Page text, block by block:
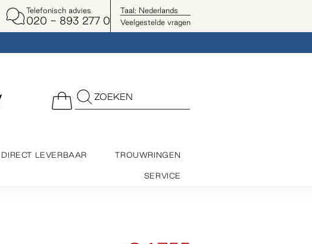
Telefonisch advies
020 - 893 277 0
Taal: Nederlands
Veelgestelde vragen
ZOEKEN
DIRECT LEVERBAAR TROUWRINGEN
SERVICE